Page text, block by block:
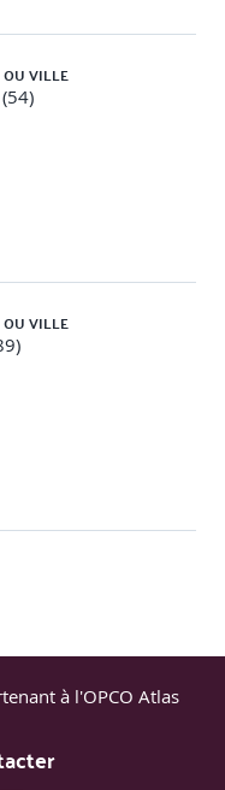
OU VILLE
OU VILLE
à l'OPCO Atlas